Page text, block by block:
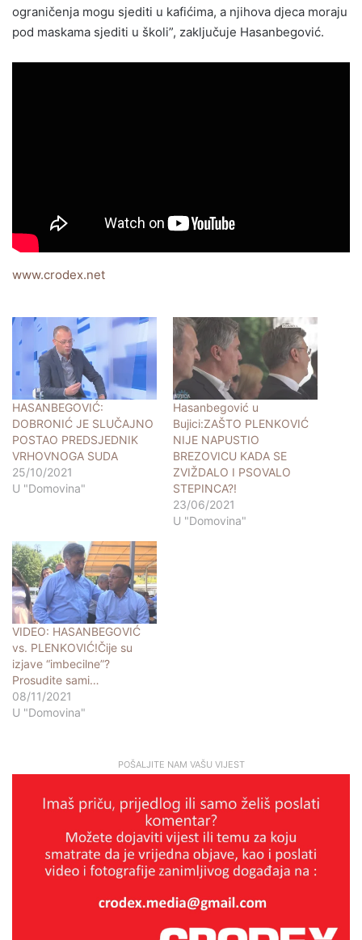
ograničenja mogu sjediti u kafićima, a njihova djeca moraju
pod maskama sjediti u školi”, zaključuje Hasanbegović.
www.crodex.net
HASANBEGOVIĆ:
DOBRONIĆ JE SLUČAJNO
POSTAO PREDSJEDNIK
VRHOVNOGA SUDA
25/10/2021
U "Domovina"
Hasanbegović u
Bujici:ZAŠTO PLENKOVIĆ
NIJE NAPUSTIO
BREZOVICU KADA SE
ZVIŽDALO I PSOVALO
STEPINCA?!
23/06/2021
U "Domovina"
VIDEO: HASANBEGOVIĆ
vs. PLENKOVIĆ!Čije su
izjave “imbecilne”?
Prosudite sami…
08/11/2021
U "Domovina"
POŠALJITE NAM VAŠU VIJEST